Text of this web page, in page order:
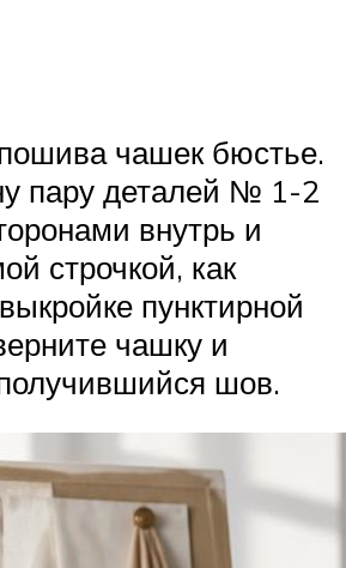
чашек бюстье.
пару деталей № 1-2
внутрь и
строчкой, как
пунктирной
чашку и
шов.